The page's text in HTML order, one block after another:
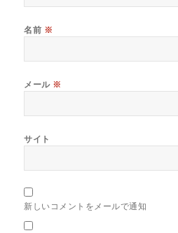
名前 ※
メール ※
サイト
新しいコメントをメールで通知